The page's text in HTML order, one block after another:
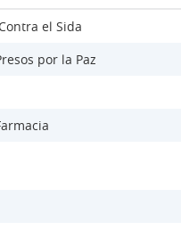
el Sida
por la Paz